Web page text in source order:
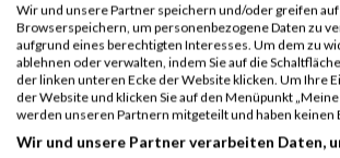
12472
Alexander
12754
Martin
12650
Christian
12844
Wilfried
12411
Peter
Wir und unsere Partner speichern und/oder greifen
Browserspeichern, um personenbezogene Daten zu
aufgrund eines berechtigten Interesses. Um dem zu
ablehnen oder verwalten, indem Sie auf die
der linken unteren Ecke der Website klicken. Um Ihre
der Website und klicken Sie auf den Menüpunkt
werden unseren Partnern mitgeteilt und haben keinen
Wir und unsere Partner verarbeiten Daten,